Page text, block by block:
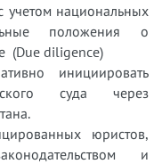
учетом национальных
положения о
(Due diligence)
инициировать
суда через
юристов,
и